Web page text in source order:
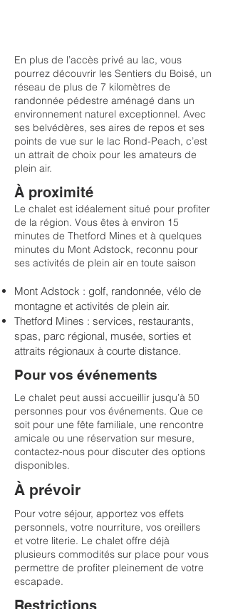
En plus de l’accès privé au lac, vous
pourrez découvrir les Sentiers du Boisé, un
réseau de plus de 7 kilomètres de
randonnée pédestre aménagé dans un
environnement naturel exceptionnel. Avec
ses belvédères, ses aires de repos et ses
points de vue sur le lac Rond-Peach, c’est
un attrait de choix pour les amateurs de
plein air.
À proximité
Le chalet est idéalement situé pour profiter
de la région. Vous êtes à environ 15
minutes de Thetford Mines et à quelques
minutes du Mont Adstock, reconnu pour
ses activités de plein air en toute saison
Mont Adstock : golf, randonnée, vélo de
montagne et activités de plein air.
Thetford Mines : services, restaurants,
spas, parc régional, musée, sorties et
attraits régionaux à courte distance.
Pour vos événements
Le chalet peut aussi accueillir jusqu’à 50
personnes pour vos événements. Que ce
soit pour une fête familiale, une rencontre
amicale ou une réservation sur mesure,
contactez-nous pour discuter des options
disponibles.
À prévoir
​Pour votre séjour, apportez vos effets
personnels, votre nourriture, vos oreillers
et votre literie. Le chalet offre déjà
plusieurs commodités sur place pour vous
permettre de profiter pleinement de votre
escapade.
Restrictions